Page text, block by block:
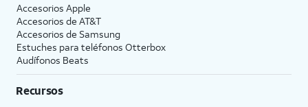
Accesorios Apple
Accesorios de AT&T
Accesorios de Samsung
Estuches para teléfonos Otterbox
Audífonos Beats
Recursos